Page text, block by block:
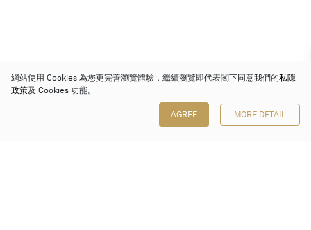
網站使用 Cookies 為您更完善瀏覽體驗，繼續瀏覽即代表閣下同意我們的私隱
政策及 Cookies 功能。
AGREE MORE DETAIL